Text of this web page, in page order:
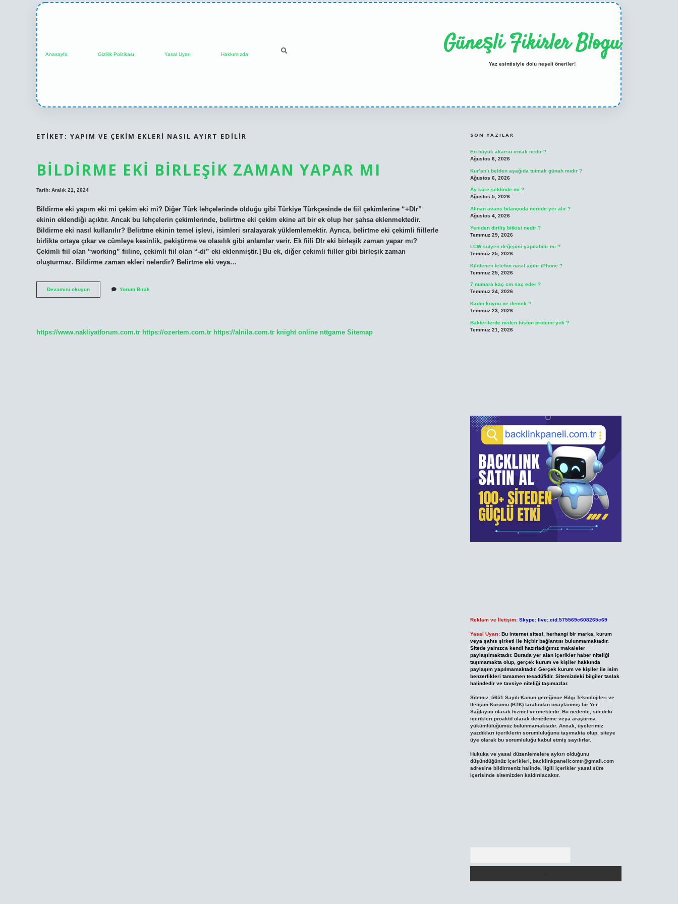
Anasayfa Gizlilik Politikası Yasal Uyarı Hakkımızda Güneşli Fikirler Blogu
Yaz esintisiyle dolu neşeli öneriler!
ETIKET: YAPIM VE ÇEKIM EKLERI NASIL AYIRT EDILIR
BILDIRME EKI BIRLEŞIK ZAMAN YAPAR MI
Tarih: Aralık 21, 2024
Bildirme eki yapım eki mi çekim eki mi? Diğer Türk lehçelerinde olduğu gibi Türkiye Türkçesinde de fiil çekimlerine “+DIr”
ekinin eklendiği açıktır. Ancak bu lehçelerin çekimlerinde, belirtme eki çekim ekine ait bir ek olup her şahsa eklenmektedir.
Bildirme eki nasıl kullanılır? Belirtme ekinin temel işlevi, isimleri sıralayarak yüklemlemektir. Ayrıca, belirtme eki çekimli fiillerle
birlikte ortaya çıkar ve cümleye kesinlik, pekiştirme ve olasılık gibi anlamlar verir. Ek fiili DIr eki birleşik zaman yapar mı?
Çekimli fiil olan “working” fiiline, çekimli fiil olan “-di” eki eklenmiştir.] Bu ek, diğer çekimli fiiller gibi birleşik zaman
oluşturmaz. Bildirme zaman ekleri nelerdir? Belirtme eki veya…
Devamını okuyunBildirme
Eki
Yorum Bırak
https://www.nakliyatforum.com.tr https://ozertem.com.tr https://alnila.com.tr knight online nttgame Sitemap
SON YAZILAR
En büyük akarsu ırmak nedir ?
Ağustos 6, 2026
Kur’an’ı belden aşağıda tutmak günah mıdır ?
Ağustos 6, 2026
Ay küre şeklinde mi ?
Ağustos 5, 2026
Alınan avans bilançoda nerede yer alır ?
Ağustos 4, 2026
Yeniden diriliş bitkisi nedir ?
Temmuz 29, 2026
LCW sütyen değişimi yapılabilir mi ?
Temmuz 25, 2026
Kilitlenen telefon nasıl açılır iPhone ?
Temmuz 25, 2026
7 numara kaç cm saç eder ?
Temmuz 24, 2026
Kadın koynu ne demek ?
Temmuz 23, 2026
Bakterilerde neden histon proteini yok ?
Temmuz 21, 2026
Reklam ve İletişim: Skype: live:.cid.575569c608265c69
Yasal Uyarı: Bu internet sitesi, herhangi bir marka, kurum
veya şahıs şirketi ile hiçbir bağlantısı bulunmamaktadır.
Sitede yalnızca kendi hazırladığımız makaleler
paylaşılmaktadır. Burada yer alan içerikler haber niteliği
taşımamakta olup, gerçek kurum ve kişiler hakkında
paylaşım yapılmamaktadır. Gerçek kurum ve kişiler ile isim
benzerlikleri tamamen tesadüfidir. Sitemizdeki bilgiler taslak
halindedir ve tavsiye niteliği taşımazlar.
Sitemiz, 5651 Sayılı Kanun gereğince Bilgi Teknolojileri ve
İletişim Kurumu (BTK) tarafından onaylanmış bir Yer
Sağlayıcı olarak hizmet vermektedir. Bu nedenle, sitedeki
içerikleri proaktif olarak denetleme veya araştırma
yükümlülüğümüz bulunmamaktadır. Ancak, üyelerimiz
yazdıkları içeriklerin sorumluluğunu taşımakta olup, siteye
üye olarak bu sorumluluğu kabul etmiş sayılırlar.
Hukuka ve yasal düzenlemelere aykırı olduğunu
düşündüğünüz içerikleri, backlinkpanelicomtr@gmail.com
adresine bildirmeniz halinde, ilgili içerikler yasal süre
içerisinde sitemizden kaldırılacaktır.